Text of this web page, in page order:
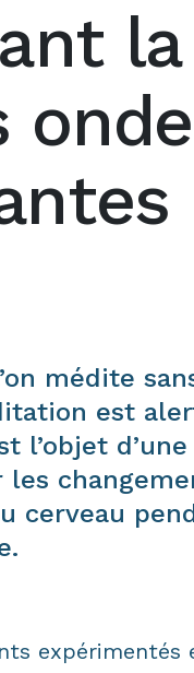
la
médite
est
l’objet d’une
les
cerveau
expérimentés